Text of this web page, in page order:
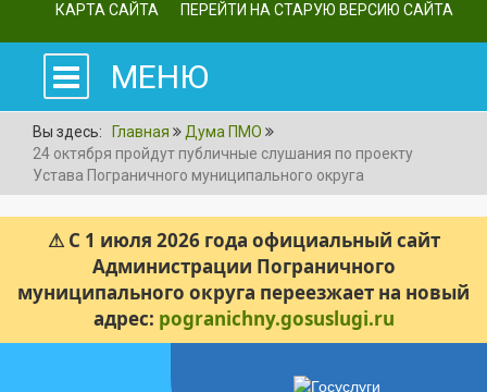
КАРТА САЙТА
ПЕРЕЙТИ НА СТАРУЮ ВЕРСИЮ САЙТА
МЕНЮ
Вы здесь: Главная
Дума ПМО
24 октября пройдут публичные слушания по проекту
Устава Пограничного муниципального округа
⚠ С 1 июля 2026 года официальный сайт
Администрации Пограничного
муниципального округа переезжает на новый
адрес: pogranichny.gosuslugi.ru